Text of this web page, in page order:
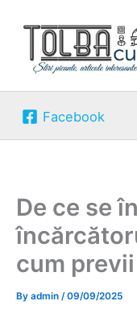
content
Facebook
De ce se
cum
By admin /09/09/2025